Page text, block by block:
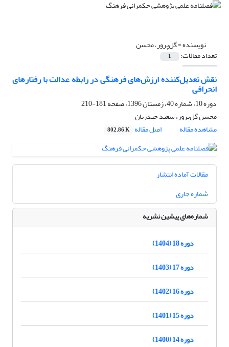
نویسنده =گل‌پرور، محسن
تعداد مقالات: 1
نقش تعدیل‌کننده ارزش‌های فرهنگی در رابطه عدالت با رفتار‌های
انحرافی
دوره 10، شماره 40، زمستان 1396، صفحه
181-210
محسن گل‌پرور، سعید حیدریان
مشاهده مقاله
اصل مقاله 802.86 K
مقالات آماده انتشار
شماره جاری
شماره‌های پیشین نشریه
دوره 18 (1404)
دوره 17 (1403)
دوره 16 (1402)
دوره 15 (1401)
دوره 14 (1400)